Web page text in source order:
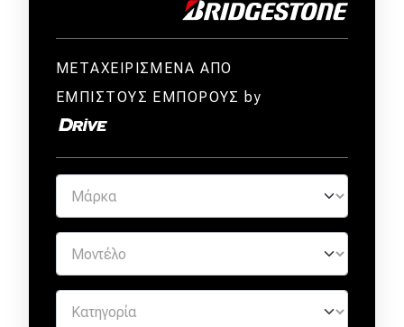
ΜΕΤΑΧΕΙΡΙΣΜΕΝΑ ΑΠΟ
ΕΜΠΙΣΤΟΥΣ ΕΜΠΟΡΟΥΣ by